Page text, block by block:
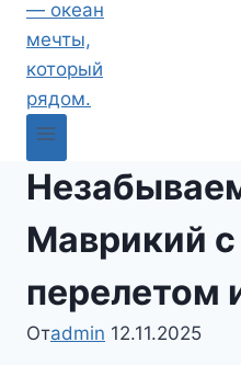
Маврикий
перелетом
Отadmin 12.11.2025